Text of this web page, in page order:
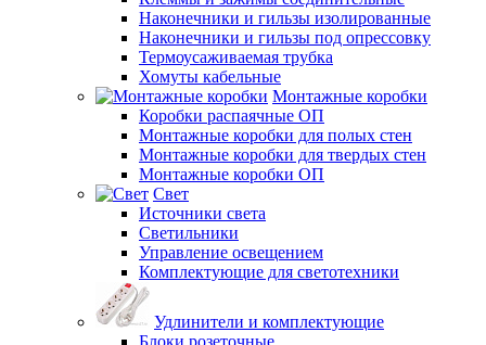
Наконечники и гильзы изолированные
Наконечники и гильзы под опрессовку
Термоусаживаемая трубка
Хомуты кабельные
Монтажные коробки
Коробки распаячные ОП
Монтажные коробки для полых стен
Монтажные коробки для твердых стен
Монтажные коробки ОП
Свет
Источники света
Светильники
Управление освещением
Комплектующие для светотехники
Удлинители и комплектующие
Блоки розеточные